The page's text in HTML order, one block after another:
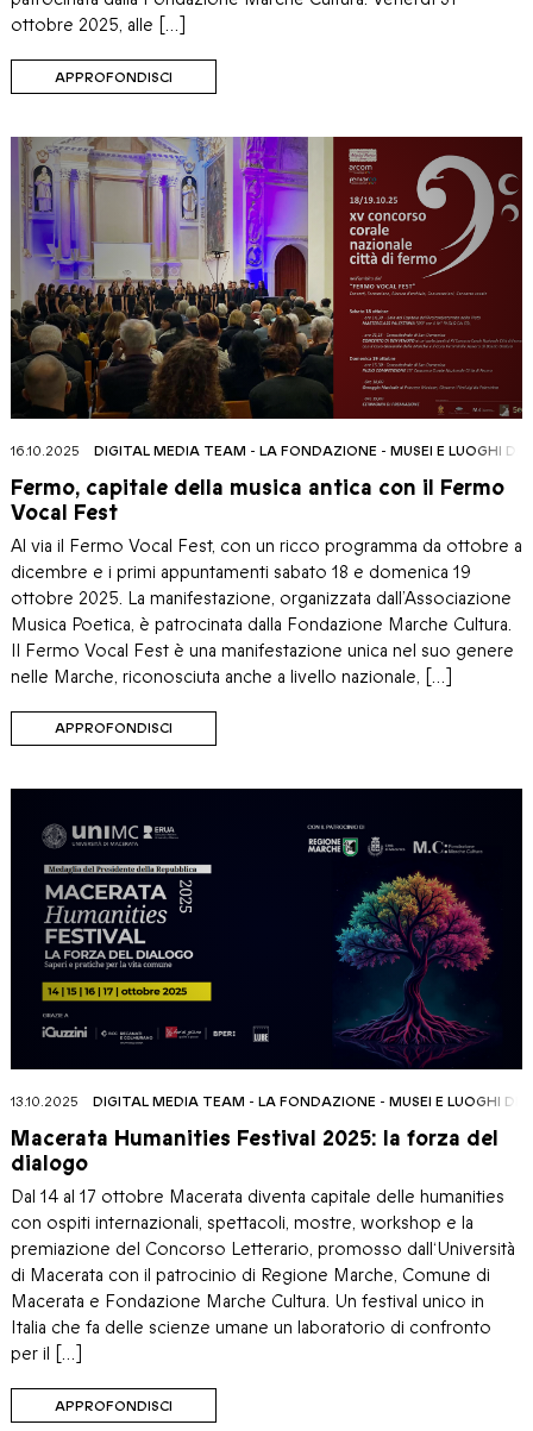
ottobre 2025, alle […]
APPROFONDISCI
16.10.2025 DIGITAL MEDIA TEAM - LA FONDAZIONE - MUSEI E LUOGHI
Fermo, capitale della musica antica con il Fermo
Vocal Fest
Al via il Fermo Vocal Fest, con un ricco programma da ottobre a
dicembre e i primi appuntamenti sabato 18 e domenica 19
ottobre 2025. La manifestazione, organizzata dall’Associazione
Musica Poetica, è patrocinata dalla Fondazione Marche Cultura.
Il Fermo Vocal Fest è una manifestazione unica nel suo genere
nelle Marche, riconosciuta anche a livello nazionale, […]
APPROFONDISCI
13.10.2025 DIGITAL MEDIA TEAM - LA FONDAZIONE - MUSEI E LUOGHI
Macerata Humanities Festival 2025: la forza del
dialogo
Dal 14 al 17 ottobre Macerata diventa capitale delle humanities
con ospiti internazionali, spettacoli, mostre, workshop e la
premiazione del Concorso Letterario, promosso dall‘Università
di Macerata con il patrocinio di Regione Marche, Comune di
Macerata e Fondazione Marche Cultura. Un festival unico in
Italia che fa delle scienze umane un laboratorio di confronto
per il […]
APPROFONDISCI